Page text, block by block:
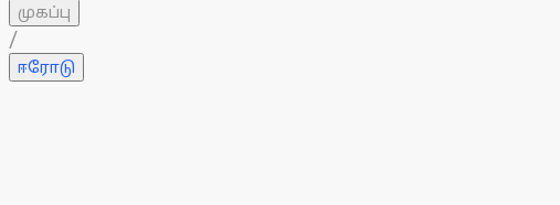
முகப்பு
/
ஈரோடு